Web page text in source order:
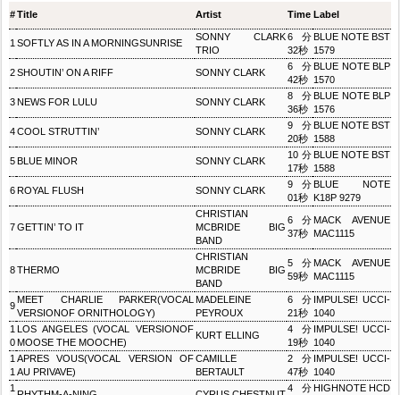
#Title Artist Time Label
1 SOFTLY AS IN A MORNINGSUNRISE
SONNY CLARK
TRIO
6分
32秒
BLUE NOTE BST
1579
2SHOUTIN’ ON A RIFF SONNY CLARK
6分
42秒
BLUE NOTE BLP
1570
3NEWS FOR LULU SONNY CLARK
8分
36秒
BLUE NOTE BLP
1576
4COOL STRUTTIN’ SONNY CLARK
9分
20秒
BLUE NOTE BST
1588
5BLUE MINOR SONNY CLARK
10分
17秒
BLUE NOTE BST
1588
6ROYAL FLUSH SONNY CLARK
9分
01秒
BLUE NOTE
K18P 9279
7GETTIN’ TO IT
CHRISTIAN
MCBRIDE BIG
BAND
6分
37秒
MACK AVENUE
MAC1115
8THERMO
CHRISTIAN
MCBRIDE BIG
BAND
5分
59秒
MACK AVENUE
MAC1115
9
MEET CHARLIE PARKER(VOCAL
VERSIONOF ORNITHOLOGY)
MADELEINE
PEYROUX
6分
21秒
IMPULSE! UCCI-
1040
1
0
LOS ANGELES (VOCAL VERSIONOF
MOOSE THE MOOCHE)
KURT ELLING
4分
19秒
IMPULSE! UCCI-
1040
1
1
APRES VOUS(VOCAL VERSION OF
AU PRIVAVE)
CAMILLE
BERTAULT
2分
47秒
IMPULSE! UCCI-
1040
1
4分HIGHNOTE HCD